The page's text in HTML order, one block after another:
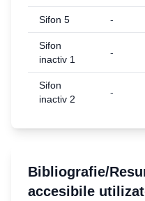
Sifon 5 -
Sifon
inactiv 1
-
Sifon
inactiv 2
-
Bibliografie/
accesibile